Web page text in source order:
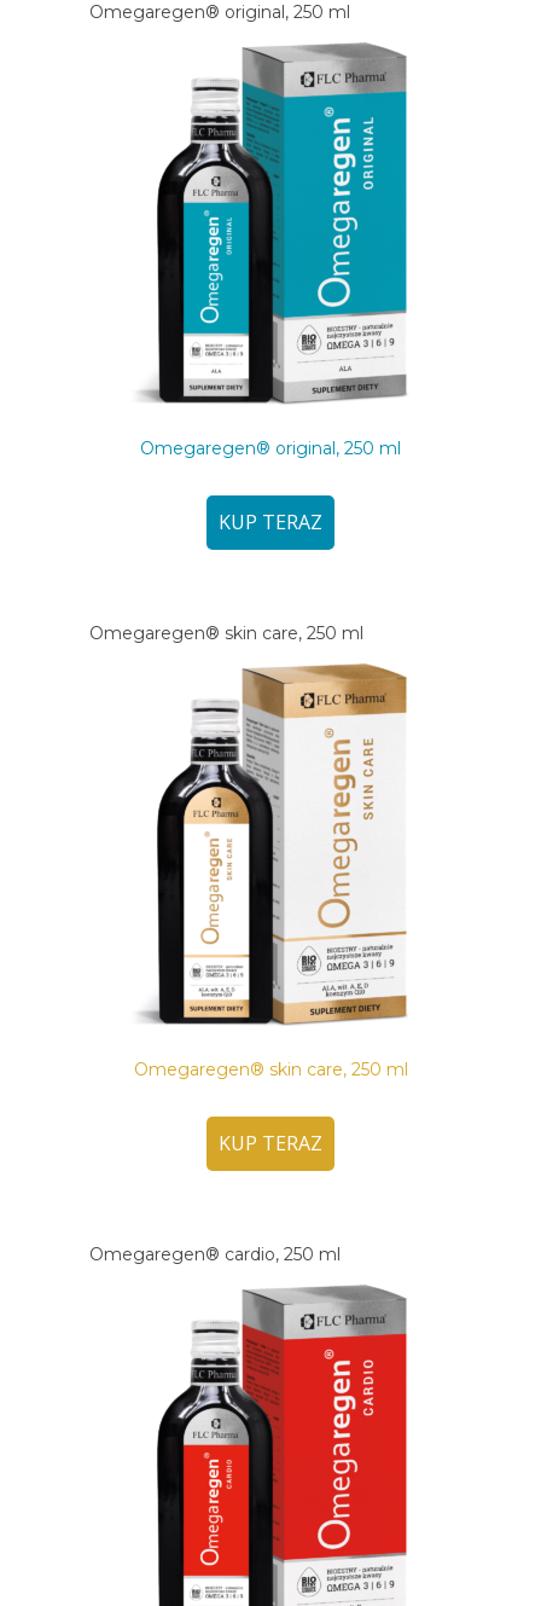
Omegaregen® original, 250 ml
Omegaregen® original, 250 ml
KUP TERAZ
Omegaregen® skin care, 250 ml
Omegaregen® skin care, 250 ml
KUP TERAZ
Omegaregen® cardio, 250 ml